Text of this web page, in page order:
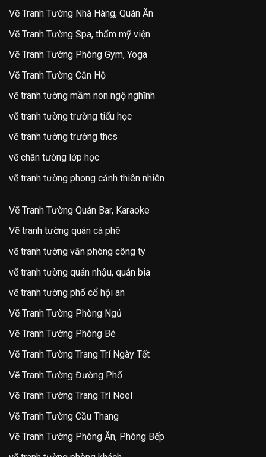
Vẽ Tranh Tường Nhà Hàng, Quán Ăn
Vẽ Tranh Tường Spa, thẩm mỹ viện
Vẽ Tranh Tường Phòng Gym, Yoga
Vẽ Tranh Tường Căn Hộ
vẽ tranh tường mầm non ngộ nghĩnh
vẽ tranh tường trường tiểu học
vẽ tranh tường trường thcs
vẽ chân tường lớp học
vẽ tranh tường phong cảnh thiên nhiên
Vẽ Tranh Tường Quán Bar, Karaoke
Vẽ tranh tường quán cà phê
vẽ tranh tường văn phòng công ty
vẽ tranh tường quán nhậu, quán bia
vẽ tranh tường phố cổ hội an
Vẽ Tranh Tường Phòng Ngủ
Vẽ Tranh Tường Phòng Bé
Vẽ Tranh Tường Trang Trí Ngày Tết
Vẽ Tranh Tường Đường Phố
Vẽ Tranh Tường Trang Trí Noel
Vẽ Tranh Tường Cầu Thang
Vẽ Tranh Tường Phòng Ăn, Phòng Bếp